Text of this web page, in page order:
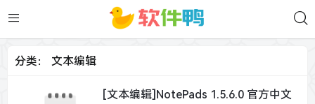
分类： 文本编辑
[文本编辑]NotePads 1.5.6.0 官方中文